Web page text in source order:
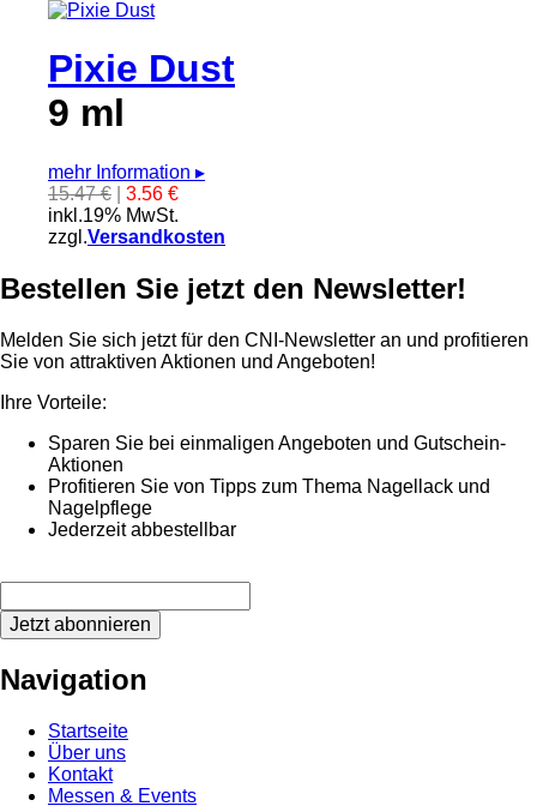
Pixie Dust
9 ml
mehr Information ▸
15.47 €
3.56 €
inkl.19% MwSt.
zzgl.Versandkosten
Bestellen Sie jetzt den Newsletter!
Melden Sie sich jetzt für den CNI-Newsletter an und profitieren
Sie von attraktiven Aktionen und Angeboten!
Ihre Vorteile:
Sparen Sie bei einmaligen Angeboten und Gutschein-
Aktionen
Profitieren Sie von Tipps zum Thema Nagellack und
Nagelpflege
Jederzeit abbestellbar
Jetzt abonnieren
Navigation
Startseite
Über uns
Kontakt
Messen & Events